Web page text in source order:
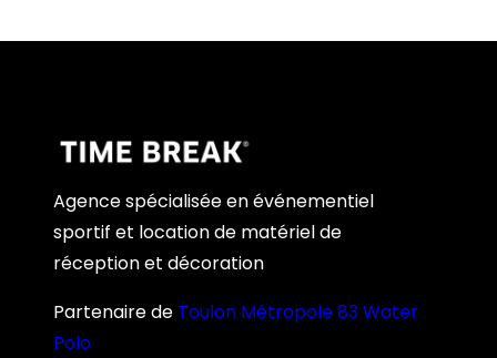
Agence spécialisée en événementiel
sportif et location de matériel de
réception et décoration
Partenaire de Toulon Métropole 83 Water
Polo